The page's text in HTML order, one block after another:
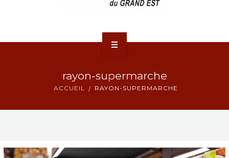
NOS ACTIONS
rayon-supermarche
ACCUEIL RAYON-SUPERMARCHE